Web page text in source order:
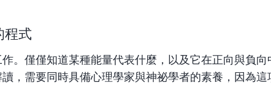
程式
。僅僅知道某種能量代表什麼，以及它在正向與負
，需要同時具備心理學家與神祕學者的素養，因為